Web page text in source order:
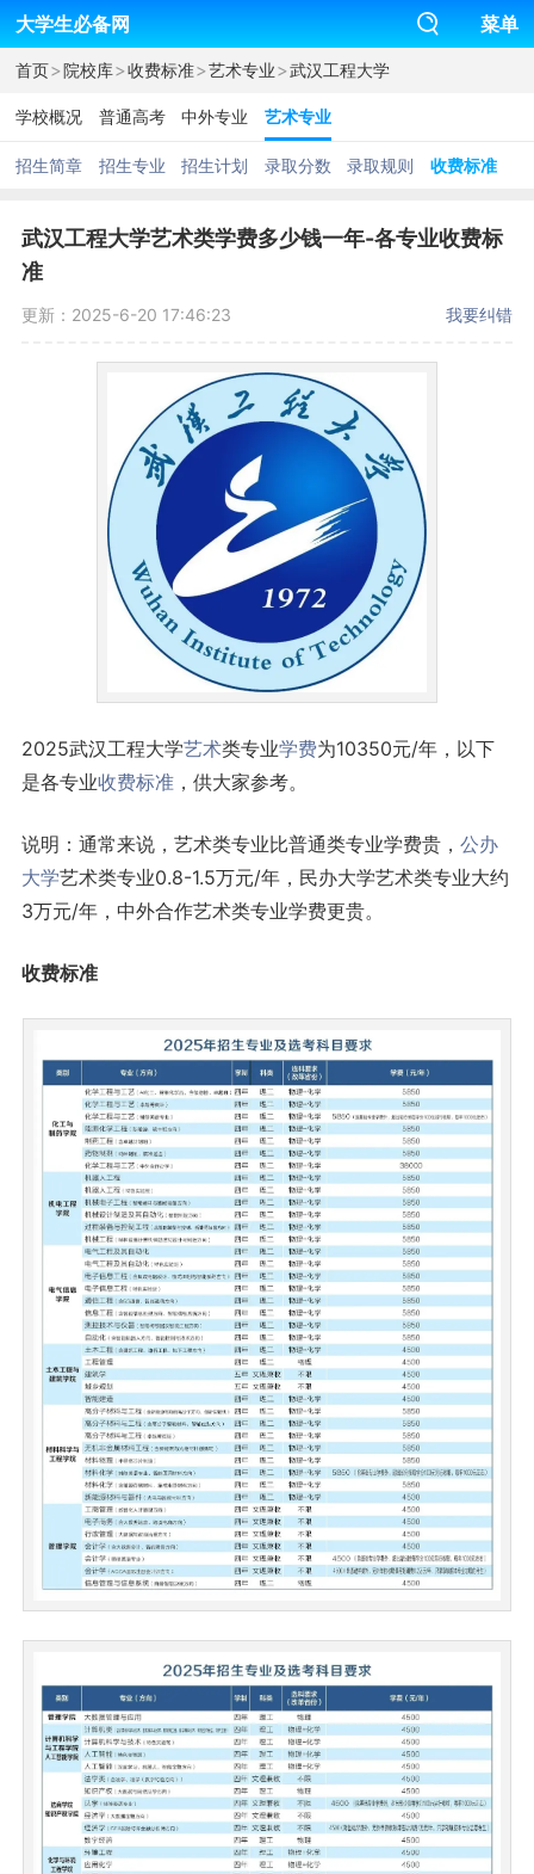
大学生必备网 菜单
首页>院校库>收费标准>艺术专业>武汉工程大学
学校概况 普通高考 中外专业 艺术专业
招生简章 招生专业 招生计划 录取分数 录取规则 收费标准
武汉工程大学艺术类学费多少钱一年-各专业收费标
准
更新：2025-6-20 17:46:23 我要纠错
2025武汉工程大学艺术类专业学费为10350元/年，以下
是各专业收费标准，供大家参考。
说明：通常来说，艺术类专业比普通类专业学费贵， 公办
大学艺术类专业0.8-1.5万元/年，民办大学艺术类专业大约
3万元/年，中外合作艺术类专业学费更贵。
收费标准